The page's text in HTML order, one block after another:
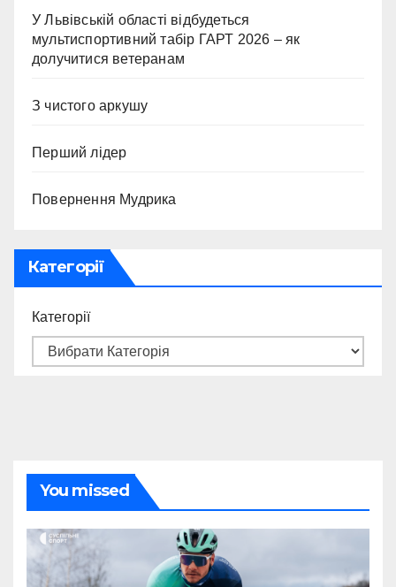
У Львівській області відбудеться
мультиспортивний табір ГАРТ 2026 – як
долучитися ветеранам
З чистого аркушу
Перший лідер
Повернення Мудрика
Категорії
Категорії
You missed